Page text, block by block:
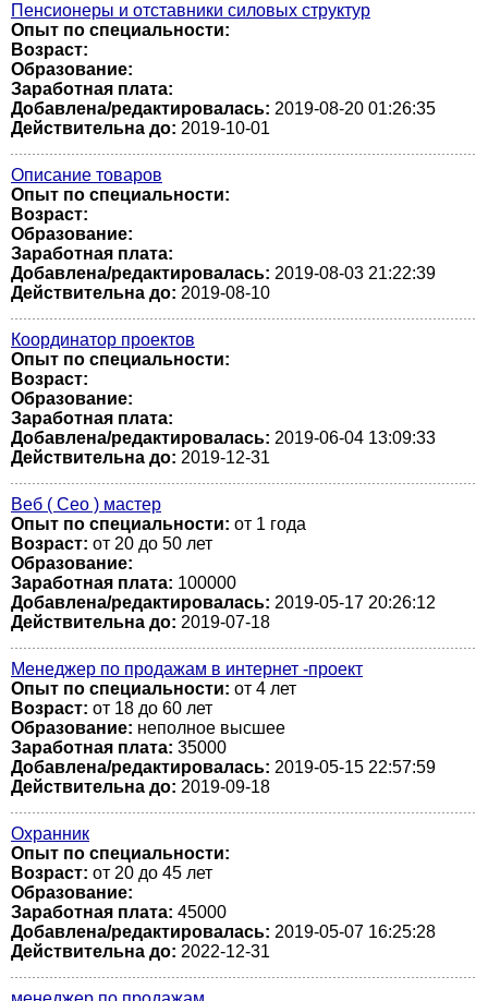
Пенсионеры и отставники силовых структур
Опыт по специальности:
Возраст:
Образование:
Заработная плата:
Добавлена/редактировалась: 2019-08-20 01:26:35
Действительна до: 2019-10-01
Описание товаров
Опыт по специальности:
Возраст:
Образование:
Заработная плата:
Добавлена/редактировалась: 2019-08-03 21:22:39
Действительна до: 2019-08-10
Координатор проектов
Опыт по специальности:
Возраст:
Образование:
Заработная плата:
Добавлена/редактировалась: 2019-06-04 13:09:33
Действительна до: 2019-12-31
Веб ( Сео ) мастер
Опыт по специальности: от 1 года
Возраст: от 20 до 50 лет
Образование:
Заработная плата: 100000
Добавлена/редактировалась: 2019-05-17 20:26:12
Действительна до: 2019-07-18
Менеджер по продажам в интернет -проект
Опыт по специальности: от 4 лет
Возраст: от 18 до 60 лет
Образование: неполное высшее
Заработная плата: 35000
Добавлена/редактировалась: 2019-05-15 22:57:59
Действительна до: 2019-09-18
Охранник
Опыт по специальности:
Возраст: от 20 до 45 лет
Образование:
Заработная плата: 45000
Добавлена/редактировалась: 2019-05-07 16:25:28
Действительна до: 2022-12-31